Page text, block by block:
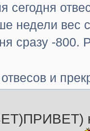
сегодня
недели вес
сразу -800.
и